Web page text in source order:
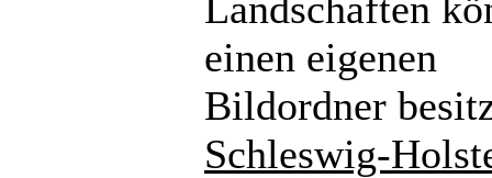
einen eigenen
Bildordner
Schleswig-